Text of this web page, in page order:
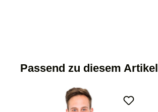
Passend zu diesem Artikel